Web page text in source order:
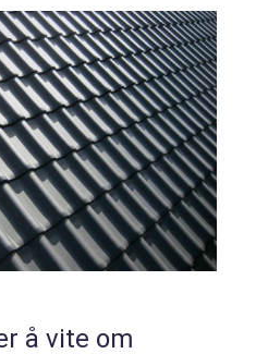
for levering til k...
å vite om